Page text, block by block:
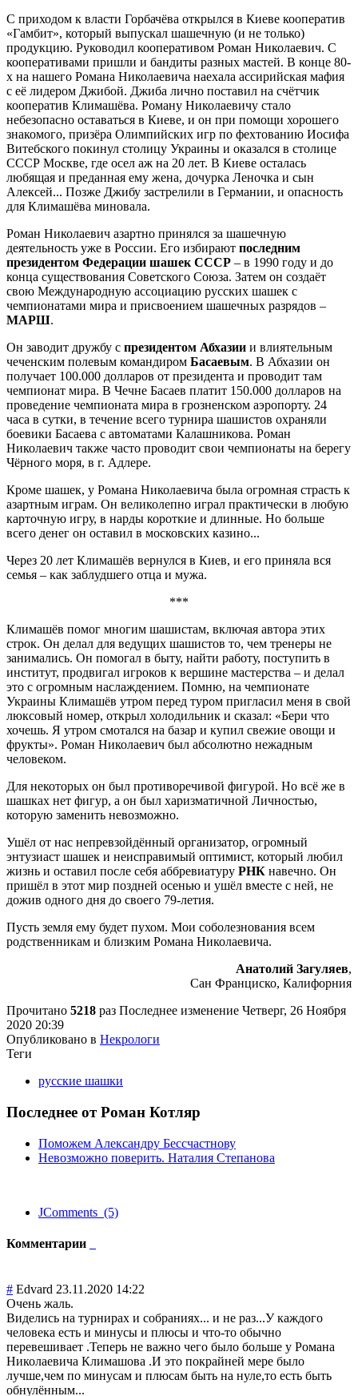
С приходом к власти Горбачёва открылся в Киеве кооператив
«Гамбит», который выпускал шашечную (и не только)
продукцию. Руководил кооперативом Роман Николаевич. С
кооперативами пришли и бандиты разных мастей. В конце 80-
х на нашего Романа Николаевича наехала ассирийская мафия
с её лидером Джибой. Джиба лично поставил на счётчик
кооператив Климашёва. Роману Николаевичу стало
небезопасно оставаться в Киеве, и он при помощи хорошего
знакомого, призёра Олимпийских игр по фехтованию Иосифа
Витебского покинул столицу Украины и оказался в столице
СССР Москве, где осел аж на 20 лет. В Киеве осталась
любящая и преданная ему жена, дочурка Леночка и сын
Алексей... Позже Джибу застрелили в Германии, и опасность
для Климашёва миновала.
Роман Николаевич азартно принялся за шашечную
деятельность уже в России. Его избирают последним
президентом Федерации шашек СССР – в 1990 году и до
конца существования Советского Союза. Затем он создаёт
свою Международную ассоциацию русских шашек с
чемпионатами мира и присвоением шашечных разрядов –
МАРШ.
Он заводит дружбу с президентом Абхазии и влиятельным
чеченским полевым командиром Басаевым. В Абхазии он
получает 100.000 долларов от президента и проводит там
чемпионат мира. В Чечне Басаев платит 150.000 долларов на
проведение чемпионата мира в грозненском аэропорту. 24
часа в сутки, в течение всего турнира шашистов охраняли
боевики Басаева с автоматами Калашникова. Роман
Николаевич также часто проводит свои чемпионаты на берегу
Чёрного моря, в г. Адлере.
Кроме шашек, у Романа Николаевича была огромная страсть к
азартным играм. Он великолепно играл практически в любую
карточную игру, в нарды короткие и длинные. Но больше
всего денег он оставил в московских казино...
Через 20 лет Климашёв вернулся в Киев, и его приняла вся
семья – как заблудшего отца и мужа.
***
Климашёв помог многим шашистам, включая автора этих
строк. Он делал для ведущих шашистов то, чем тренеры не
занимались. Он помогал в быту, найти работу, поступить в
институт, продвигал игроков к вершине мастерства – и делал
это с огромным наслаждением. Помню, на чемпионате
Украины Климашёв утром перед туром пригласил меня в свой
люксовый номер, открыл холодильник и сказал: «Бери что
хочешь. Я утром смотался на базар и купил свежие овощи и
фрукты». Роман Николаевич был абсолютно нежадным
человеком.
Для некоторых он был противоречивой фигурой. Но всё же в
шашках нет фигур, а он был харизматичной Личностью,
которую заменить невозможно.
Ушёл от нас непревзойдённый организатор, огромный
энтузиаст шашек и неисправимый оптимист, который любил
жизнь и оставил после себя аббревиатуру РНК навечно. Он
пришёл в этот мир поздней осенью и ушёл вместе с ней, не
дожив одного дня до своего 79-летия.
Пусть земля ему будет пухом. Мои соболезнования всем
родственникам и близким Романа Николаевича.
Анатолий Загуляев,
Сан Франциско, Калифорния
Прочитано 5218 раз Последнее изменение Четверг, 26 Ноября
2020 20:39
Опубликовано в Некрологи
Теги
русские шашки
Последнее от Роман Котляр
Поможем Александру Бессчастнову
Невозможно поверить. Наталия Степанова
JComments (5)
Комментарии
# Edvard 23.11.2020 14:22
Очень жаль.
Виделись на турнирах и собраниях... и не раз...У каждого
человека есть и минусы и плюсы и что-то обычно
перевешивает .Теперь не важно чего было больше у Романа
Николаевича Климашова .И это покрайней мере было
лучше,чем по минусам и плюсам быть на нуле,то есть быть
обнулённым...